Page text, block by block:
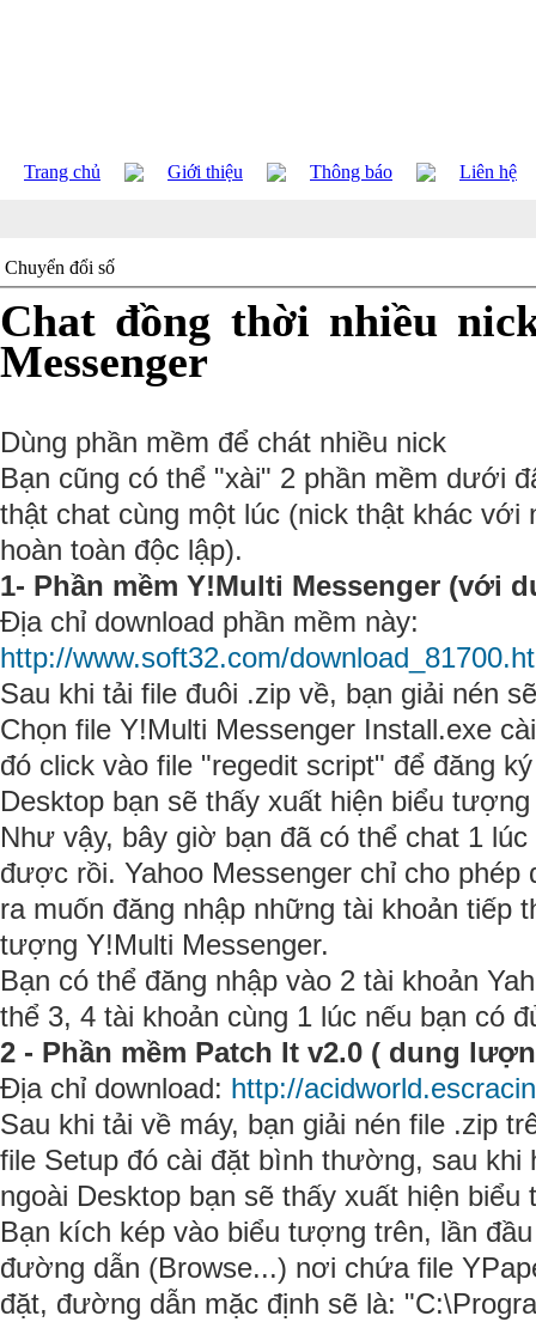
Trang chủ Giới thiệu Thông báo Liên hệ
Chuyển đổi số
Chat đồng thời nhiều
Messenger
Dùng phần mềm để chát nhiều nick
Bạn cũng có thể "xài" 2 phần mềm dưới
thật chat cùng một lúc (nick thật khác
hoàn toàn độc lập).
1- Phần mềm Y!Multi Messenger (với
Địa chỉ download phần mềm này:
http://www.soft32.com/
Sau khi tải file đuôi .zip về, bạn giải nén
Chọn file Y!Multi Messenger Install.exe
đó click vào file "regedit script" để đăng
Desktop bạn sẽ thấy xuất hiện biểu
Như vậy, bây giờ bạn đã có thể chat 1
được rồi. Yahoo Messenger chỉ cho phép
ra muốn đăng nhập những tài khoản tiếp
tượng Y!Multi Messenger.
Bạn có thể đăng nhập vào 2 tài khoản
thể 3, 4 tài khoản cùng 1 lúc nếu bạn có
2 - Phần mềm Patch It v2.0 ( dung
Địa chỉ download: http://
Sau khi tải về máy, bạn giải nén file .zip
file Setup đó cài đặt bình thường, sau khi
ngoài Desktop bạn sẽ thấy xuất hiện
Bạn kích kép vào biểu tượng trên, lần
đường dẫn (Browse...) nơi chứa file
đặt, đường dẫn mặc định sẽ là: